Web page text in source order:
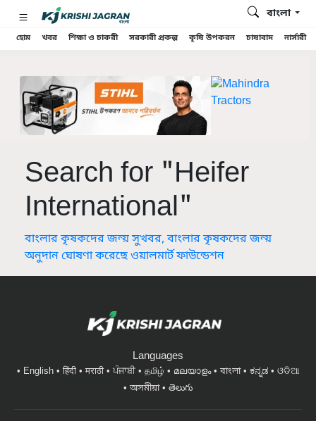
হোম খবর শিক্ষা ও চাকরী সরকারী প্রকল্প কৃষি উপকরন চাষাবাদ নার্সারী
বাংলা
Search for "Heifer
International"
বাংলার কৃষকদের জন্য় সুখবর, বাংলার কৃষকদের জন্য়
অনুদান ঘোষণা করেছে ওয়ালমার্ট ফাউন্ডেশন
Languages
English हिंदी मराठी ਪੰਜਾਬੀ தமிழ் മലയാളം বাংলা ಕನ್ನಡ
ଓଡିଆ
অসমীয়া
తెలుగు